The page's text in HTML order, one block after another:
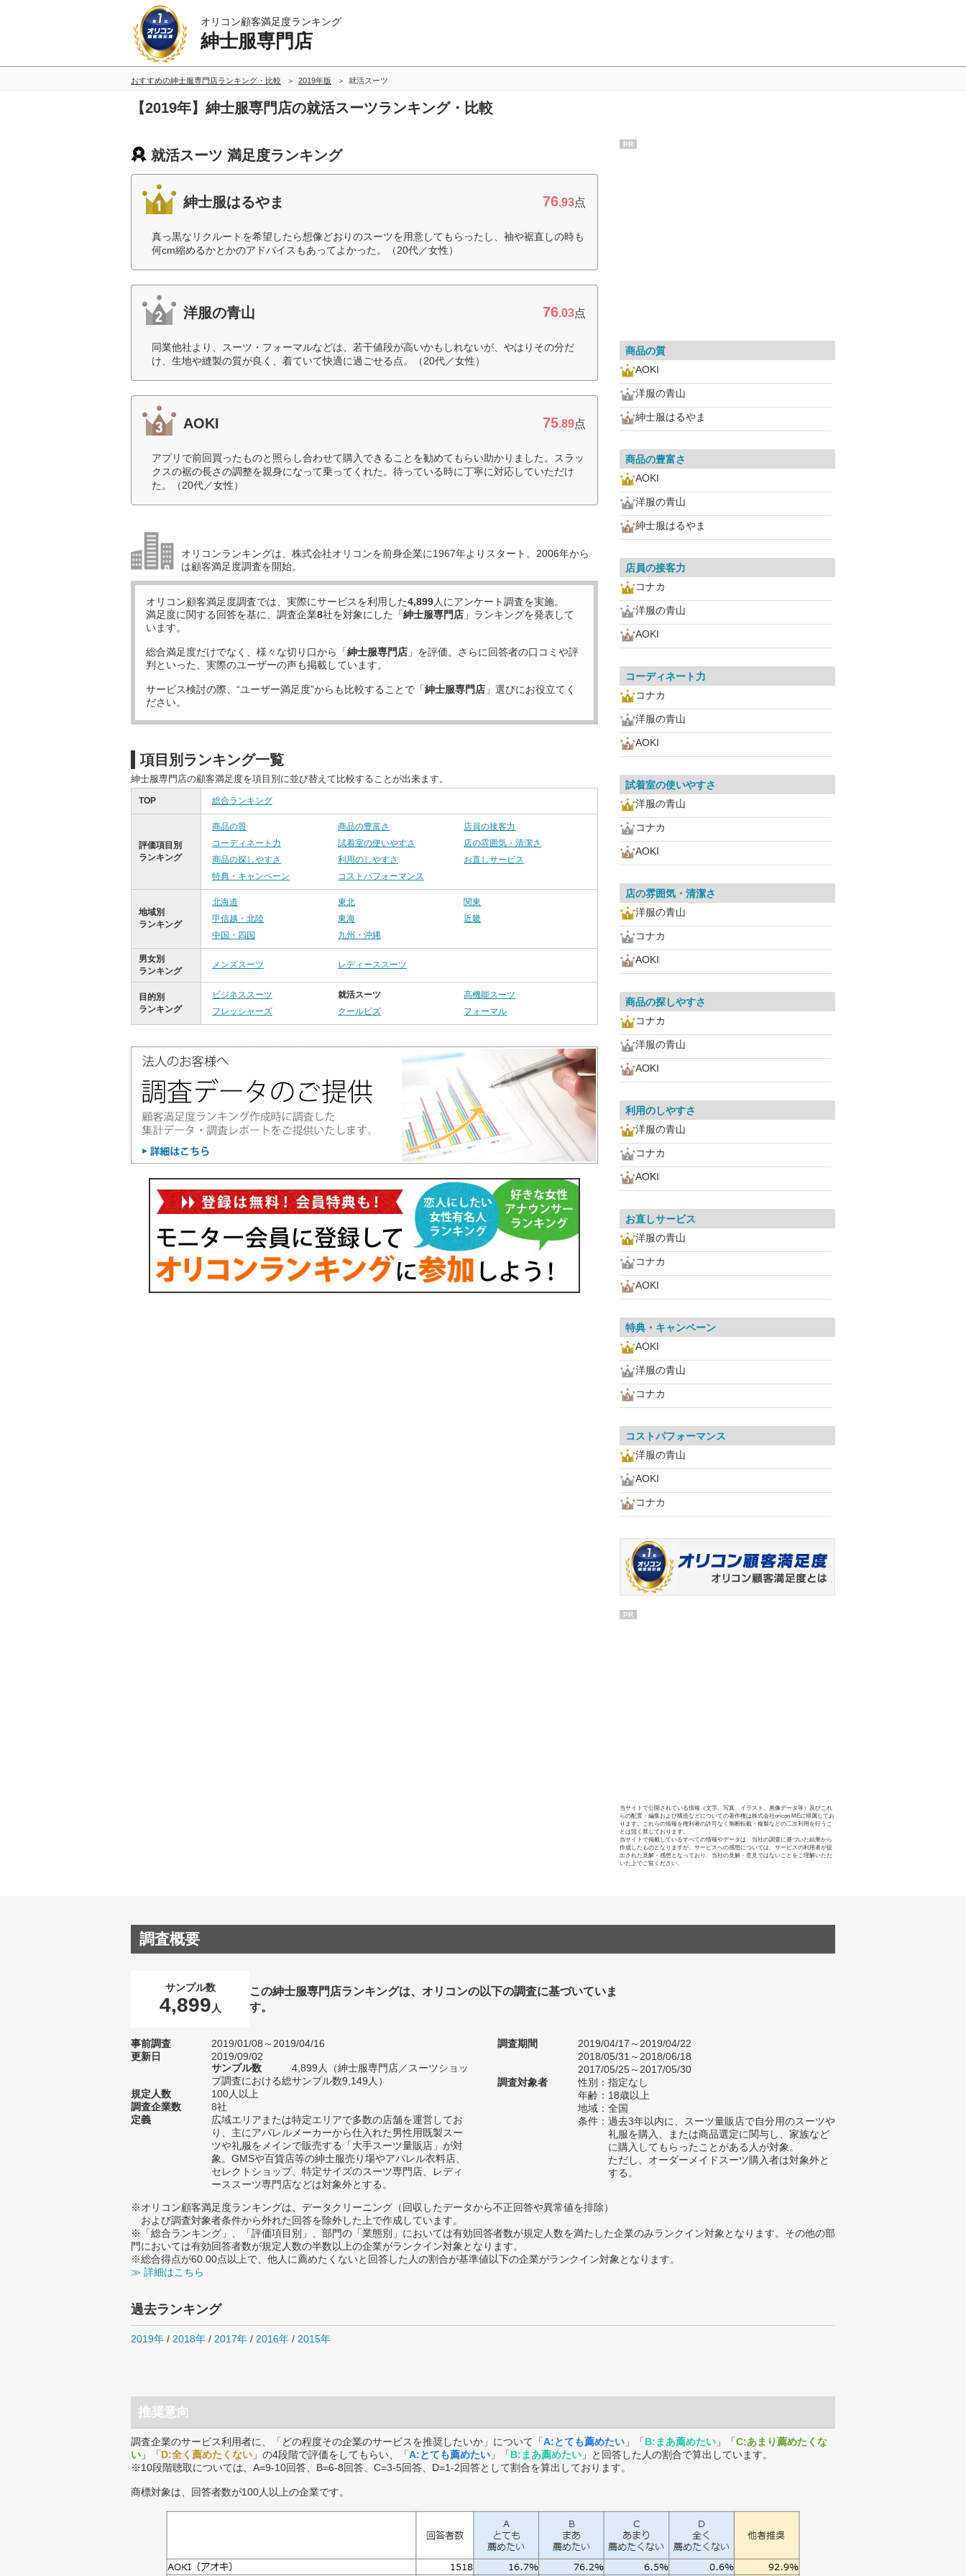
オリコン顧客満足度ランキング
紳士服専門店
おすすめの紳士服専門店ランキング・比較 2019年版 就活スーツ
【2019年】紳士服専門店の就活スーツランキング・比較
就活スーツ 満足度ランキング
紳士服はるやま 76.93点
真っ黒なリクルートを希望したら想像どおりのスーツを用意してもらったし、袖や裾直しの時も
何cm縮めるかとかのアドバイスもあってよかった。（20代／女性）
洋服の青山 76.03点
同業他社より、スーツ・フォーマルなどは、若干値段が高いかもしれないが、やはりその分だ
け、生地や縫製の質が良く、着ていて快適に過ごせる点。（20代／女性）
AOKI 75.89点
アプリで前回買ったものと照らし合わせて購入できることを勧めてもらい助かりました。スラッ
クスの裾の長さの調整を親身になって乗ってくれた。待っている時に丁寧に対応していただけ
た。（20代／女性）
オリコンランキングは、株式会社オリコンを前身企業に1967年よりスタート。2006年から
は顧客満足度調査を開始。
オリコン顧客満足度調査では、実際にサービスを利用した4,899人にアンケート調査を実施。
満足度に関する回答を基に、調査企業8社を対象にした「紳士服専門店 」ランキングを発表して
います。
総合満足度だけでなく、様々な切り口から「紳士服専門店 」を評価。さらに回答者の口コミや評
判といった、実際のユーザーの声も掲載しています。
サービス検討の際、“ユーザー満足度”からも比較することで「紳士服専門店 」選びにお役立てく
ださい。
項目別ランキング一覧
紳士服専門店の顧客満足度を項目別に並び替えて比較することが出来ます。
TOP 総合ランキング
評価項目別
ランキング
商品の質 商品の豊富さ
店員の接客力
コーディネート力
試着室の使いやすさ
店の雰囲気・清潔さ
商品の探しやすさ
利用のしやすさ
お直しサービス
特典・キャンペーン
コストパフォーマンス
地域別
ランキング
北海道 東北
関東
甲信越・北陸
東海
近畿
中国・四国
九州・沖縄
男女別
ランキング
メンズスーツ レディーススーツ
目的別
ランキング
ビジネススーツ 就活スーツ
高機能スーツ
フレッシャーズ
クールビズ フォーマル
PR
商品の質
AOKI
洋服の青山
紳士服はるやま
商品の豊富さ
AOKI
洋服の青山
紳士服はるやま
店員の接客力
コナカ
洋服の青山
AOKI
コーディネート力
コナカ
洋服の青山
AOKI
試着室の使いやすさ
洋服の青山
コナカ
AOKI
店の雰囲気・清潔さ
洋服の青山
コナカ
AOKI
商品の探しやすさ
コナカ
洋服の青山
AOKI
利用のしやすさ
洋服の青山
コナカ
AOKI
お直しサービス
洋服の青山
コナカ
AOKI
特典・キャンペーン
AOKI
洋服の青山
コナカ
コストパフォーマンス
洋服の青山
AOKI
コナカ
PR
当サイトで公開されている情報（文字、写真、イラスト、画像データ等）及びこれ
らの配置・編集および構造などについての著作権は株式会社oricon MEに帰属してお
ります。これらの情報を権利者の許可なく無断転載・複製などの二次利用を行うこ
とは固く禁じております。
当サイトで掲載しているすべての情報やデータは、当社の調査に基づいた結果から
作成したものとなりますが、サービスへの感想については、サービスの利用者が提
出された見解・感想となっており、当社の見解・意見ではないことをご理解いただ
いた上でご覧ください。
調査概要
サンプル数
4,899 人
この紳士服専門店ランキングは、オリコンの以下の調査に基づいていま
す。
事前調査
2019/01/08～2019/04/16
更新日
2019/09/02
サンプル数
4,899人（紳士服専門店／スーツショッ
プ調査における総サンプル数9,149人）
規定人数
100人以上
調査企業数
8社
定義
広域エリアまたは特定エリアで多数の店舗を運営してお
り、主にアパレルメーカーから仕入れた男性用既製スー
ツや礼服をメインで販売する「大手スーツ量販店」が対
象。GMSや百貨店等の紳士服売り場やアパレル衣料店、
セレクトショップ、特定サイズのスーツ専門店、レディ
ーススーツ専門店などは対象外とする。
調査期間
2019/04/17～2019/04/22
2018/05/31～2018/06/18
2017/05/25～2017/05/30
調査対象者
性別：指定なし
年齢：18歳以上
地域：全国
条件：過去3年以内に、スーツ量販店で自分用のスーツや
礼服を購入、または商品選定に関与し、家族など
に購入してもらったことがある人が対象。
ただし、オーダーメイドスーツ購入者は対象外と
する。
※オリコン顧客満足度ランキングは、データクリーニング（回収したデータから不正回答や異常値を排除）
および調査対象者条件から外れた回答を除外した上で作成しています。
※「総合ランキング」、「評価項目別」、部門の「業態別」においては有効回答者数が規定人数を満たした企業のみランクイン対象となります。その他の部
門においては有効回答者数が規定人数の半数以上の企業がランクイン対象となります。
※総合得点が60.00点以上で、他人に薦めたくないと回答した人の割合が基準値以下の企業がランクイン対象となります。
≫ 詳細はこちら
過去ランキング
2019年 / 2018年 / 2017年 / 2016年 / 2015年
推奨意向
調査企業のサービス利用者に、「どの程度その企業のサービスを推奨したいか」について「A:とても薦めたい 」「B:まあ薦めたい 」「C:あまり薦めたくな
い 」「D:全く薦めたくない 」の4段階で評価をしてもらい、「A:とても薦めたい 」「B:まあ薦めたい 」と回答した人の割合で算出しています。
※10段階聴取については、A=9-10回答、B=6-8回答、C=3-5回答、D=1-2回答として割合を算出しております。
商標対象は、回答者数が100人以上の企業です。